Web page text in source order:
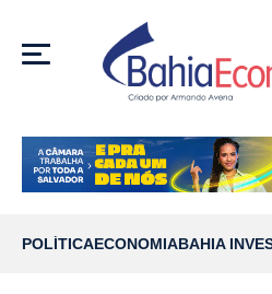
MENU
POLÍTICAECONOMIABAHIA